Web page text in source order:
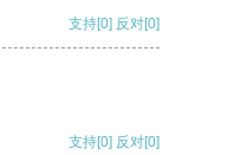
支持[0] 反对[0]
支持[0] 反对[0]